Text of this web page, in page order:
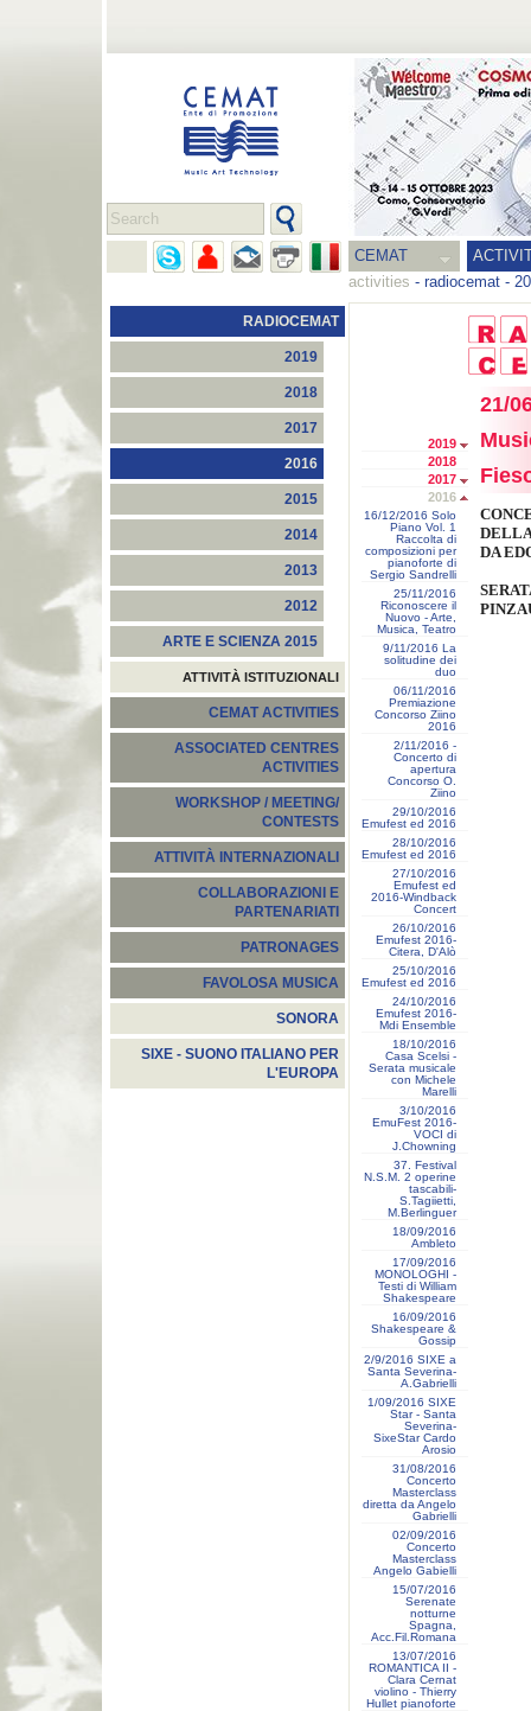
CEMAT
activities - radiocemat -
RADIOCEMAT
2019
2018
2017
2016
2015
2014
2013
2012
ARTE E SCIENZA 2015
ATTIVITÀ ISTITUZIONALI
CEMAT ACTIVITIES
ASSOCIATED CENTRES
ACTIVITIES
WORKSHOP / MEETING/
CONTESTS
ATTIVITÀ INTERNAZIONALI
COLLABORAZIONI E
PARTENARIATI
PATRONAGES
FAVOLOSA MUSICA
SONORA
SIXE - SUONO ITALIANO PER
L'EUROPA
2019
2018
2017
2016
16/12/2016 Solo
Piano Vol. 1
Raccolta di
composizioni per
pianoforte di
Sergio Sandrelli
25/11/2016
Riconoscere il
Nuovo - Arte,
Musica, Teatro
9/11/2016 La
solitudine dei
duo
06/11/2016
Premiazione
Concorso Ziino
2016
2/11/2016 -
Concerto di
apertura
Concorso O.
Ziino
29/10/2016
Emufest ed 2016
28/10/2016
Emufest ed 2016
27/10/2016
Emufest ed
2016-Windback
Concert
26/10/2016
Emufest 2016-
Citera, D'Alò
25/10/2016
Emufest ed 2016
24/10/2016
Emufest 2016-
Mdi Ensemble
18/10/2016
Casa Scelsi -
Serata musicale
con Michele
Marelli
3/10/2016
EmuFest 2016-
VOCI di
J.Chowning
37. Festival
N.S.M. 2 operine
tascabili-
S.Tagiietti,
M.Berlinguer
18/09/2016
Ambleto
17/09/2016
MONOLOGHI -
Testi di William
Shakespeare
16/09/2016
Shakespeare &
Gossip
2/9/2016 SIXE a
Santa Severina-
A.Gabrielli
1/09/2016 SIXE
Star - Santa
Severina-
SixeStar Cardo
Arosio
31/08/2016
Concerto
Masterclass
diretta da Angelo
Gabrielli
02/09/2016
Concerto
Masterclass
Angelo Gabielli
15/07/2016
Serenate
notturne
Spagna,
Acc.Fil.Romana
13/07/2016
ROMANTICA II -
Clara Cernat
violino - Thierry
Hullet pianoforte
21/
DA